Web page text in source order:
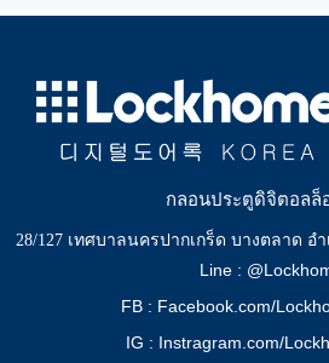
กลอนประตูดิจิตอลล็
28/127 เทศบาลนครปากเกร็ด บางตลาด อ
Line :
FB : Facebook.com/
IG : Instragram.com/